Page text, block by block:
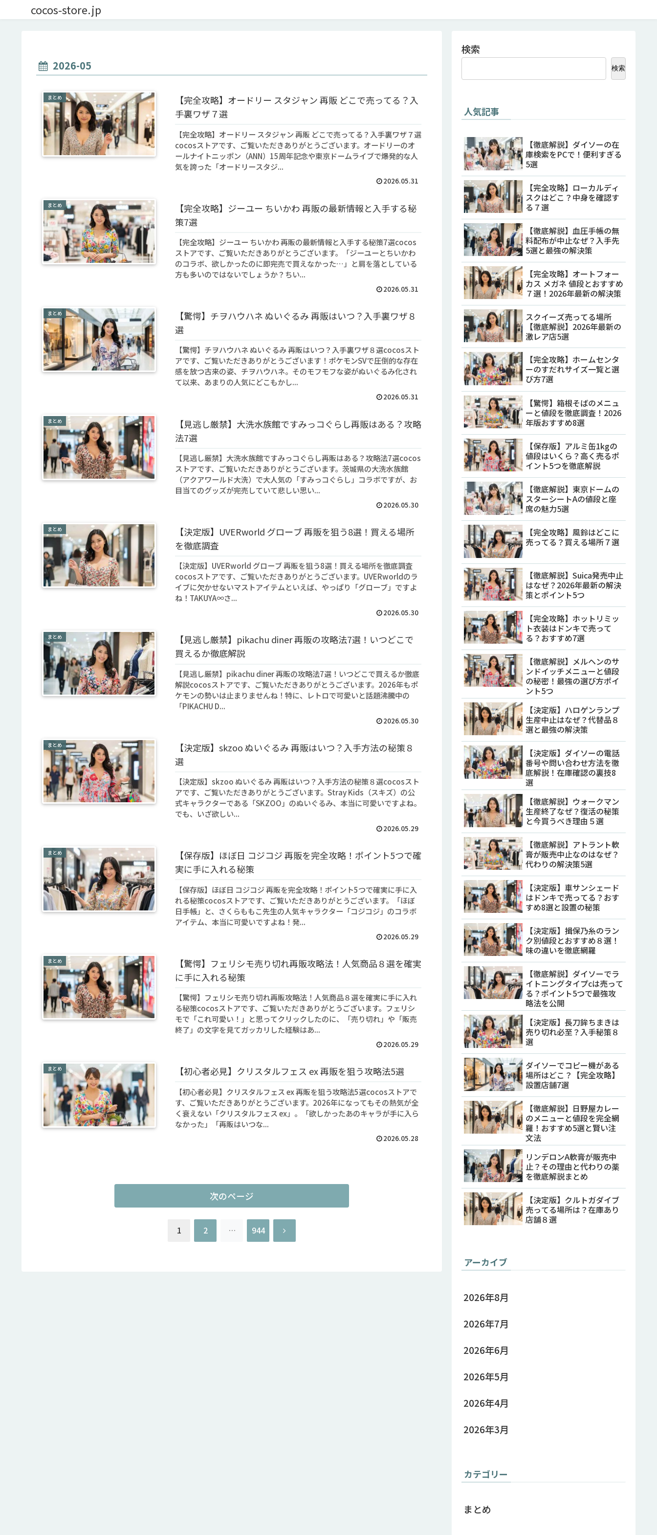
cocos-store.jp
2026-05
まとめ
【完全攻略】オードリー スタジャン 再販 どこで売ってる？入
手裏ワザ７選
【完全攻略】オードリー スタジャン 再販 どこで売ってる？入手裏ワザ７選
cocosストアです、ご覧いただきありがとうございます。オードリーのオ
ールナイトニッポン（ANN）15周年記念や東京ドームライブで爆発的な人
気を誇った「オードリースタジ...
2026.05.31
まとめ
【完全攻略】ジーユー ちいかわ 再販の最新情報と入手する秘
策7選
【完全攻略】ジーユー ちいかわ 再販の最新情報と入手する秘策7選cocos
ストアです、ご覧いただきありがとうございます。「ジーユーとちいかわ
のコラボ、欲しかったのに即完売で買えなかった…」と肩を落としている
方も多いのではないでしょうか？ちい...
2026.05.31
まとめ
【驚愕】チヲハウハネ ぬいぐるみ 再販はいつ？入手裏ワザ８
選
【驚愕】チヲハウハネ ぬいぐるみ 再販はいつ？入手裏ワザ８選cocosスト
アです、ご覧いただきありがとうございます！ポケモンSVで圧倒的な存在
感を放つ古来の姿、チヲハウハネ。そのモフモフな姿がぬいぐるみ化され
て以来、あまりの人気にどこもかし...
2026.05.31
まとめ
【見逃し厳禁】大洗水族館ですみっコぐらし再販はある？攻略
法7選
【見逃し厳禁】大洗水族館ですみっコぐらし再販はある？攻略法7選cocos
ストアです、ご覧いただきありがとうございます。茨城県の大洗水族館
（アクアワールド大洗）で大人気の「すみっコぐらし」コラボですが、お
目当てのグッズが完売していて悲しい思い...
2026.05.30
まとめ
【決定版】UVERworld グローブ 再販を狙う8選！買える場所
を徹底調査
【決定版】UVERworld グローブ 再販を狙う8選！買える場所を徹底調査
cocosストアです、ご覧いただきありがとうございます。UVERworldのラ
イブに欠かせないマストアイテムといえば、やっぱり「グローブ」ですよ
ね！TAKUYA∞さ...
2026.05.30
まとめ
【見逃し厳禁】pikachu diner 再販の攻略法7選！いつどこで
買えるか徹底解説
【見逃し厳禁】pikachu diner 再販の攻略法7選！いつどこで買えるか徹底
解説cocosストアです、ご覧いただきありがとうございます。2026年もポ
ケモンの勢いは止まりませんね！特に、レトロで可愛いと話題沸騰中の
「PIKACHU D...
2026.05.30
まとめ
【決定版】skzoo ぬいぐるみ 再販はいつ？入手方法の秘策８
選
【決定版】skzoo ぬいぐるみ 再販はいつ？入手方法の秘策８選cocosスト
アです、ご覧いただきありがとうございます。Stray Kids（スキズ）の公
式キャラクターである「SKZOO」のぬいぐるみ、本当に可愛いですよね。
でも、いざ欲しい...
2026.05.29
まとめ
【保存版】ほぼ日 コジコジ 再販を完全攻略！ポイント5つで確
実に手に入れる秘策
【保存版】ほぼ日 コジコジ 再販を完全攻略！ポイント5つで確実に手に入
れる秘策cocosストアです、ご覧いただきありがとうございます。「ほぼ
日手帳」と、さくらももこ先生の人気キャラクター「コジコジ」のコラボ
アイテム、本当に可愛いですよね！発...
2026.05.29
まとめ
【驚愕】フェリシモ売り切れ再販攻略法！人気商品８選を確実
に手に入れる秘策
【驚愕】フェリシモ売り切れ再販攻略法！人気商品８選を確実に手に入れ
る秘策cocosストアです、ご覧いただきありがとうございます。フェリシ
モで「これ可愛い！」と思ってクリックしたのに、「売り切れ」や「販売
終了」の文字を見てガッカリした経験はあ...
2026.05.29
まとめ 【初心者必見】クリスタルフェス ex 再販を狙う攻略法5選
【初心者必見】クリスタルフェス ex 再販を狙う攻略法5選cocosストアで
す、ご覧いただきありがとうございます。2026年になってもその熱気が全
く衰えない「クリスタルフェス ex」。「欲しかったあのキャラが手に入ら
なかった」「再販はいつな...
2026.05.28
次のページ
1 2 … 944
次
検索
検索
人気記事
【徹底解説】ダイソーの在
庫検索をPCで！便利すぎる
5選
【完全攻略】ローカルディ
スクはどこ？中身を確認す
る７選
【徹底解説】血圧手帳の無
料配布が中止なぜ？入手先
5選と最強の解決策
【完全攻略】オートフォー
カス メガネ 値段とおすすめ
７選！2026年最新の解決策
スクイーズ売ってる場所
【徹底解説】2026年最新の
激レア店5選
【完全攻略】ホームセンタ
ーのすだれサイズ一覧と選
び方7選
【驚愕】箱根そばのメニュ
ーと値段を徹底調査！2026
年版おすすめ8選
【保存版】アルミ缶1kgの
値段はいくら？高く売るポ
イント5つを徹底解説
【徹底解説】東京ドームの
スターシートAの値段と座
席の魅力5選
【完全攻略】風鈴はどこに
売ってる？買える場所７選
【徹底解説】Suica発売中止
はなぜ？2026年最新の解決
策とポイント5つ
【完全攻略】ホットリミッ
ト衣装はドンキで売って
る？おすすめ7選
【徹底解説】メルヘンのサ
ンドイッチメニューと値段
の秘密！最強の選び方ポイ
ント5つ
【決定版】ハロゲンランプ
生産中止はなぜ？代替品８
選と最強の解決策
【決定版】ダイソーの電話
番号や問い合わせ方法を徹
底解説！在庫確認の裏技8
選
【徹底解説】ウォークマン
生産終了なぜ？復活の秘策
と今買うべき理由５選
【徹底解説】アトラント軟
膏が販売中止なのはなぜ？
代わりの解決策5選
【決定版】車サンシェード
はドンキで売ってる？おす
すめ8選と設置の秘策
【決定版】揖保乃糸のラン
ク別値段とおすすめ８選！
味の違いを徹底網羅
【徹底解説】ダイソーでラ
イトニングタイプcは売って
る？ポイント5つで最強攻
略法を公開
【決定版】長刀鉾ちまきは
売り切れ必至？入手秘策８
選
ダイソーでコピー機がある
場所はどこ？【完全攻略】
設置店舗7選
【徹底解説】日野屋カレー
のメニューと値段を完全網
羅！おすすめ5選と賢い注
文法
リンデロンA軟膏が販売中
止？その理由と代わりの薬
を徹底解説まとめ
【決定版】クルトガダイブ
売ってる場所は？在庫あり
店舗８選
アーカイブ
2026年8月
2026年7月
2026年6月
2026年5月
2026年4月
2026年3月
カテゴリー
まとめ